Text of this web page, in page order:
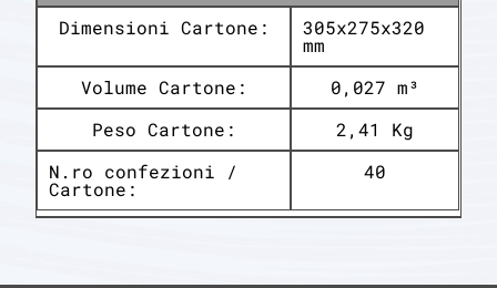
Dimensioni Cartone:
305x275x320
mm
Volume Cartone:
0,027 m³
Peso Cartone:
2,41 Kg
N.ro confezioni /
Cartone:
40